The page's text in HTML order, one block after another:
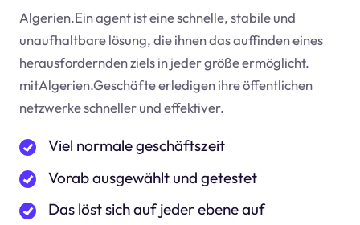
Algerien.Ein agent ist eine schnelle, stabile und
unaufhaltbare lösung, die ihnen das auffinden eines
herausfordernden ziels in jeder größe ermöglicht.
mitAlgerien.Geschäfte erledigen ihre öffentlichen
netzwerke schneller und effektiver.
Viel normale geschäftszeit
Vorab ausgewählt und getestet
Das löst sich auf jeder ebene auf